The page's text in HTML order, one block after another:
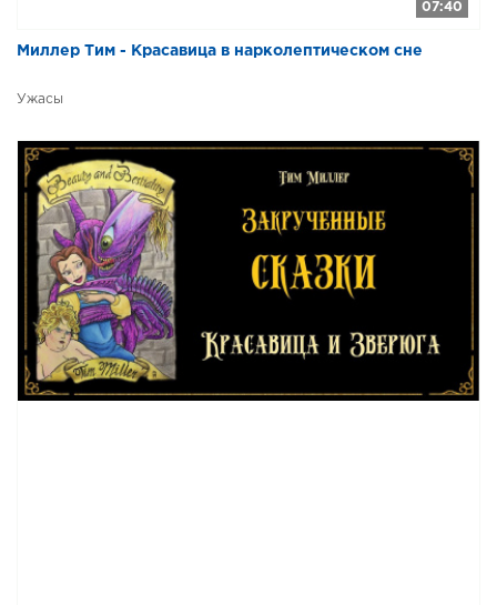
07:40
Миллер Тим - Красавица в нарколептическом сне
Ужасы